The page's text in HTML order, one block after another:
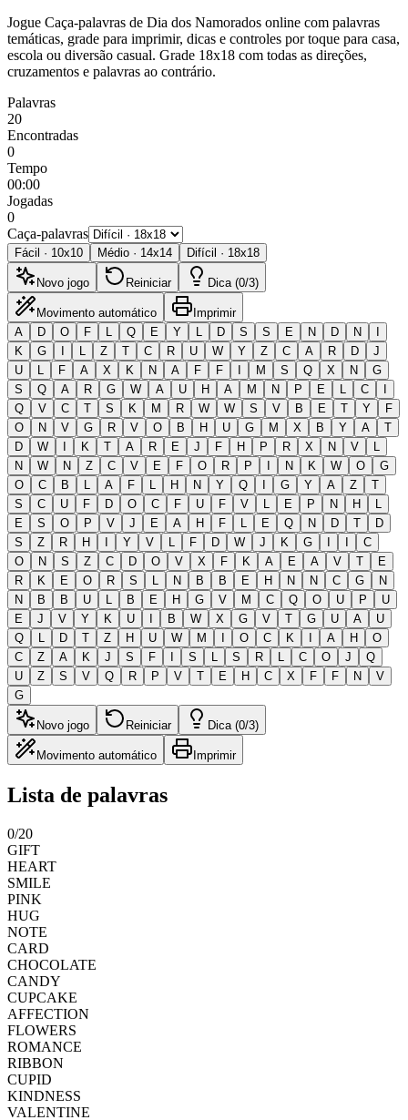
Jogue Caça-palavras de Dia dos Namorados online com palavras
temáticas, grade para imprimir, dicas e controles por toque para casa,
escola ou diversão casual. Grade 18x18 com todas as direções,
cruzamentos e palavras ao contrário.
Palavras
20
Encontradas
0
Tempo
00:00
Jogadas
0
Caça-palavras
Fácil · 10x10 Médio · 14x14 Difícil · 18x18
Novo jogo Reiniciar Dica (0/3)
Movimento automático
Imprimir
A
D O F L Q E Y L D S S E N D N
I
K
G I L Z T C R U W Y Z C A R D
J
U
L F A X K N A F F I M S Q X N
G
S
Q A R G W A U H A M N P E L C
I
Q
V C T S K M R W W S V B E T Y
F
O
N V G R V O B H U G M X B Y A
T
D
W I K T A R E J F H P R X N V
L
N
W N Z C V E F O R P I N K W O
G
O
C B L A F L H N Y Q I G Y A Z
T
S
C U F D O C F U F V L E P N H
L
E
S O P V J E A H F L E Q N D T
D
S
Z R H I Y V L F D W J K G I I
C
O
N S Z C D O V X F K A E A V T
E
R
K E O R S L N B B E H N N C G
N
N
B B U L B E H G V M C Q O U P
U
E
J V Y K U I B W X G V T G U A
U
Q
L D T Z H U W M I O C K I A H
O
C
Z A K J S F I S L S R L C O J
Q
U
Z S V Q R P V T E H C X F F N
V
G
Novo jogo Reiniciar Dica (0/3)
Movimento automático Imprimir
Lista de palavras
0/20
GIFT
HEART
SMILE
PINK
HUG
NOTE
CARD
CHOCOLATE
CANDY
CUPCAKE
AFFECTION
FLOWERS
ROMANCE
RIBBON
CUPID
KINDNESS
VALENTINE